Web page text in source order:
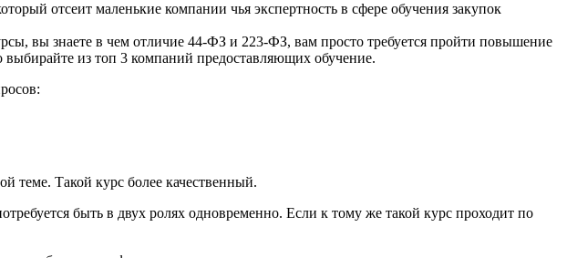
отсеит маленькие компании чья экспертность в сфере обучения закупок
вы знаете в чем отличие 44-ФЗ и 223-ФЗ, вам просто требуется пройти повышение
из топ 3 компаний предоставляющих обучение.
теме. Такой курс более качественный.
быть в двух ролях одновременно. Если к тому же такой курс проходит по